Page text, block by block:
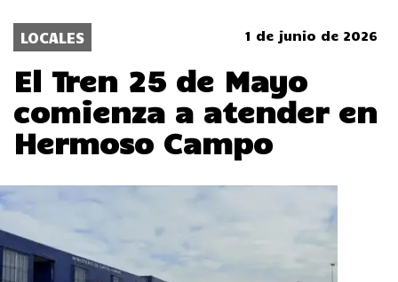
LOCALES 1 de junio de 2026
El Tren 25 de Mayo
comienza a atender en
Hermoso Campo